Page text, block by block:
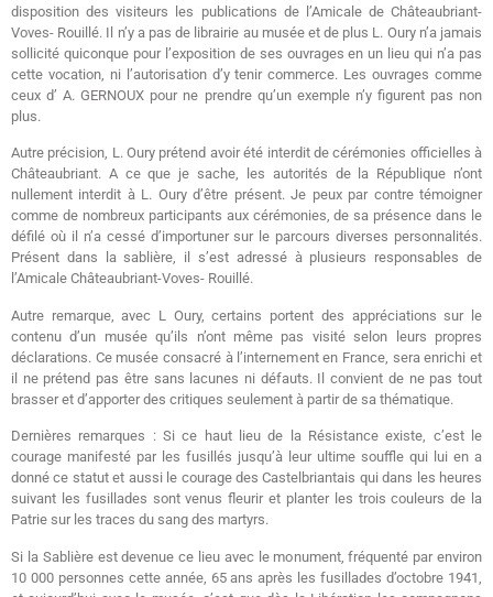
disposition des visiteurs les publications de l’Amicale de Châteaubriant-
Voves- Rouillé. Il n’y a pas de librairie au musée et de plus L. Oury n’a jamais
sollicité quiconque pour l’exposition de ses ouvrages en un lieu qui n’a pas
cette vocation, ni l’autorisation d’y tenir commerce. Les ouvrages comme
ceux d’ A. GERNOUX pour ne prendre qu’un exemple n’y figurent pas non
plus.
Autre précision, L. Oury prétend avoir été interdit de cérémonies officielles à
Châteaubriant. A ce que je sache, les autorités de la République n’ont
nullement interdit à L. Oury d’être présent. Je peux par contre témoigner
comme de nombreux participants aux cérémonies, de sa présence dans le
défilé où il n’a cessé d’importuner sur le parcours diverses personnalités.
Présent dans la sablière, il s’est adressé à plusieurs responsables de
l’Amicale Châteaubriant-Voves- Rouillé.
Autre remarque, avec L Oury, certains portent des appréciations sur le
contenu d’un musée qu’ils n’ont même pas visité selon leurs propres
déclarations. Ce musée consacré à l’internement en France, sera enrichi et
il ne prétend pas être sans lacunes ni défauts. Il convient de ne pas tout
brasser et d’apporter des critiques seulement à partir de sa thématique.
Dernières remarques : Si ce haut lieu de la Résistance existe, c’est le
courage manifesté par les fusillés jusqu’à leur ultime souffle qui lui en a
donné ce statut et aussi le courage des Castelbriantais qui dans les heures
suivant les fusillades sont venus fleurir et planter les trois couleurs de la
Patrie sur les traces du sang des martyrs.
Si la Sablière est devenue ce lieu avec le monument, fréquenté par environ
10 000 personnes cette année, 65 ans après les fusillades d’octobre 1941,